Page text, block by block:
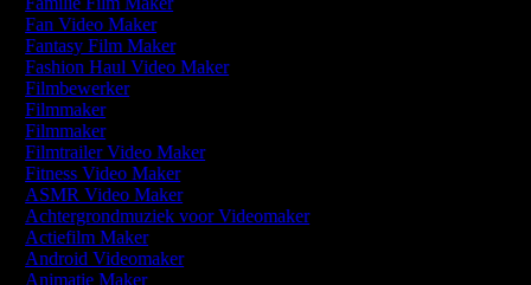
Fan Video Maker
Fantasy Film Maker
Fashion Haul Video Maker
Filmbewerker
Filmmaker
Filmmaker
Filmtrailer Video Maker
Fitness Video Maker
ASMR Video Maker
Achtergrondmuziek voor Videomaker
Actiefilm Maker
Android Videomaker
Animatie Maker